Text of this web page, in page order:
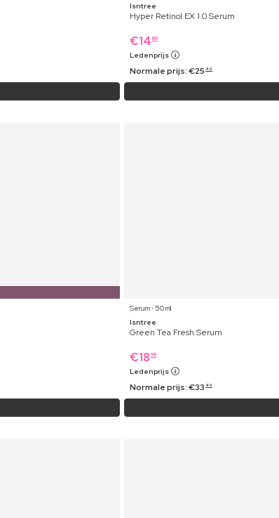
Isntree
Hyper Retinol EX 1.0 Serum
€14 69
Ledenprijs
Normale prijs:€25 49
Serum ⋅ 50 ml
Isntree
Green Tea Fresh Serum
€18 99
Ledenprijs
Normale prijs:€33 49